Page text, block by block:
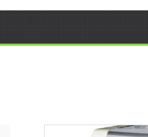
58 330RUB
Лапшерезка LGS 30
серии LGS – это